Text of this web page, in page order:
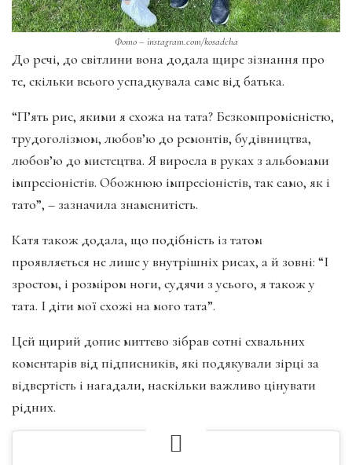
Фото – instagram.com/kosadcha
До речі, до світлини вона додала щире зізнання про
те, скільки всього успадкувала саме від батька.
“П’ять рис, якими я схожа на тата? Безкомпромісністю,
трудоголізмом, любов’ю до ремонтів, будівництва,
любов’ю до мистецтва. Я виросла в руках з альбомами
імпресіоністів. Обожнюю імпресіоністів, так само, як і
тато”, – зазначила знаменитість.
Катя також додала, що подібність із татом
проявляється не лише у внутрішніх рисах, а й зовні: “І
зростом, і розміром ноги, судячи з усього, я також у
тата. І діти мої схожі на мого тата”.
Цей щирий допис миттєво зібрав сотні схвальних
коментарів від підписників, які подякували зірці за
відвертість і нагадали, наскільки важливо цінувати
рідних.